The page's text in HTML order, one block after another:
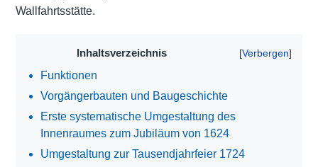
Wallfahrtsstätte.
Inhaltsverzeichnis
Funktionen
Vorgängerbauten und Baugeschichte
Erste systematische Umgestaltung des
Innenraumes zum Jubiläum von 1624
Umgestaltung zur Tausendjahrfeier 1724